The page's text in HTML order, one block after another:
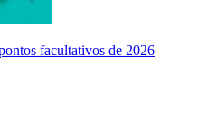
facultativos de 2026